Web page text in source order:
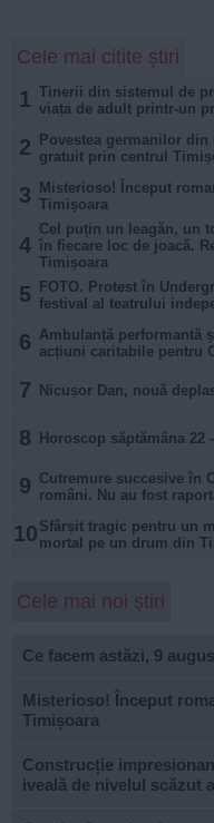
Cele mai citite știri
1 Tinerii din sistemul de
viața de adult printr-un
2
Povestea germanilor
gratuit prin centrul
3
Misterioso! Început
Timișoara
4
Cel puțin un leagăn, un
în fiecare loc de joacă.
Timișoara
5
FOTO. Protest în
festival al teatrului
6 Ambulanță performantă
acțiuni caritabile pentru
7 Nicușor Dan, nouă
8 Horoscop săptămâna 22
9 Cutremure succesive în
români. Nu au fost
10 Sfârșit tragic pentru un
mortal pe un drum din
Cele mai noi știri
Ce facem astăzi, 9
Misterioso! Început
Timișoara
Construcție
iveală de nivelul scăzut